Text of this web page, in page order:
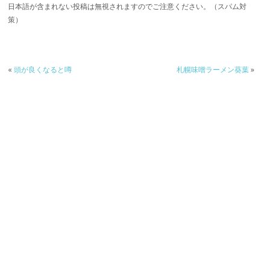
日本語が含まれない投稿は無視されますのでご注意ください。（スパム対
策）
«頭が良くなると噂 札幌味噌ラーメン葵葉»